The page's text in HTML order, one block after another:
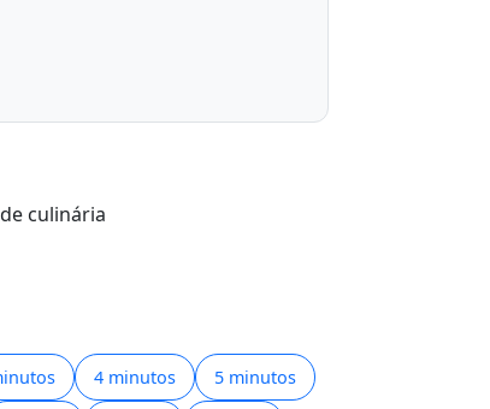
culinária
4 minutos 5 minutos